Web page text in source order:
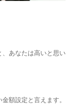
、あなたは高いと思い
額設定と言えます。